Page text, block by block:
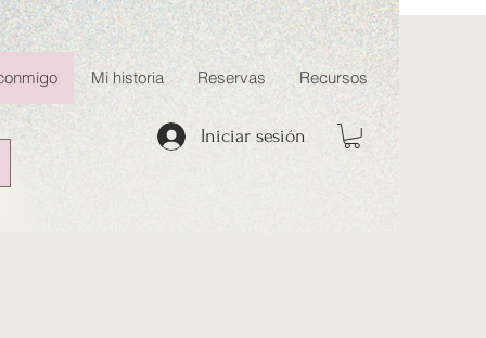
Mi historia Reservas Recursos
Iniciar sesión